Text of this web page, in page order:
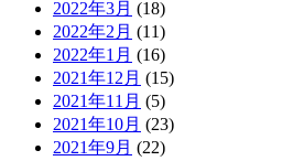
2022年3月 (18)
2022年2月 (11)
2022年1月 (16)
2021年12月 (15)
2021年11月 (5)
2021年10月 (23)
2021年9月 (22)